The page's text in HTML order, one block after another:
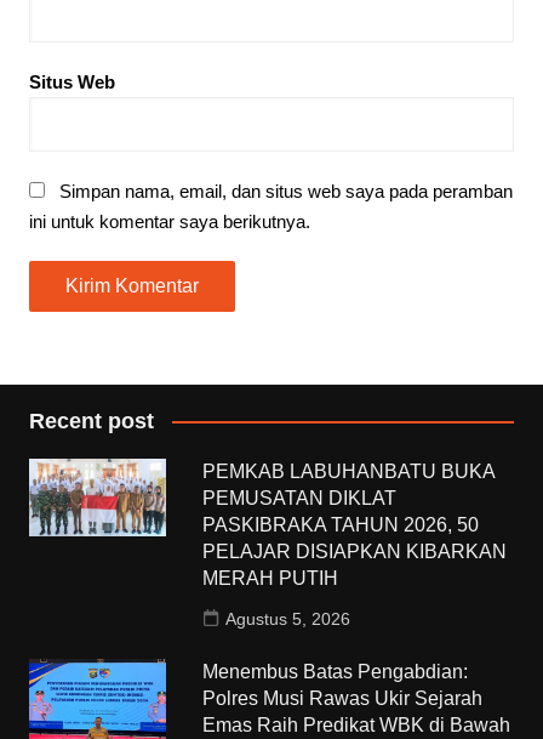
Situs Web
Simpan nama, email, dan situs web saya pada peramban
ini untuk komentar saya berikutnya.
Recent post
PEMKAB LABUHANBATU BUKA
PEMUSATAN DIKLAT
PASKIBRAKA TAHUN 2026, 50
PELAJAR DISIAPKAN KIBARKAN
MERAH PUTIH
Agustus 5, 2026
Menembus Batas Pengabdian:
Polres Musi Rawas Ukir Sejarah
Emas Raih Predikat WBK di Bawah